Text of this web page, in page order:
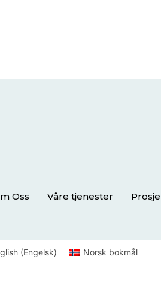
Oss Våre tjenester
(Engelsk) Norsk bokmål